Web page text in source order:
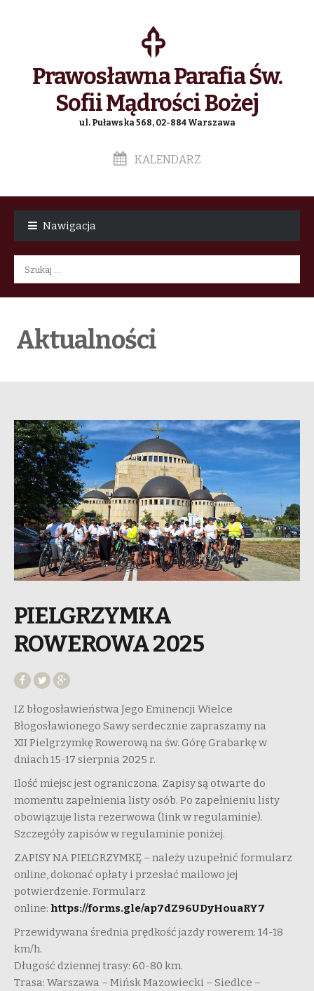
Prawosławna Parafia Św.
Sofii Mądrości Bożej
ul. Puławska 568, 02-884 Warszawa
KALENDARZ
Nawigacja
Szukaj:
Aktualności
PIELGRZYMKA
ROWEROWA 2025
IZ błogosławieństwa Jego Eminencji Wielce
Błogosławionego Sawy serdecznie zapraszamy na
XII Pielgrzymkę Rowerową na św. Górę Grabarkę w
dniach 15-17 sierpnia 2025 r.
Ilość miejsc jest ograniczona. Zapisy są otwarte do
momentu zapełnienia listy osób. Po zapełnieniu listy
obowiązuje lista rezerwowa (link w regulaminie).
Szczegóły zapisów w regulaminie poniżej.
ZAPISY NA PIELGRZYMKĘ – należy uzupełnić formularz
online, dokonać opłaty i przesłać mailowo jej
potwierdzenie. Formularz
online: https://forms.gle/ap7dZ96UDyHouaRY7
Przewidywana średnia prędkość jazdy rowerem: 14-18
km/h.
Długość dziennej trasy: 60-80 km.
Trasa: Warszawa – Mińsk Mazowiecki – Siedlce –